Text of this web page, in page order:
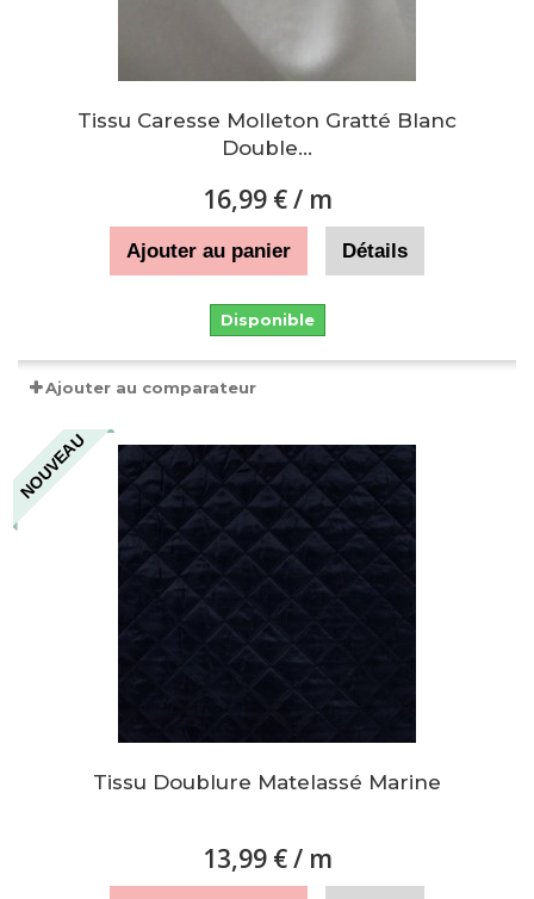
Tissu Caresse Molleton Gratté Blanc
Double...
16,99 €/ m
Ajouter au panier Détails
Disponible
Ajouter au comparateur
NOUVEAU
Tissu Doublure Matelassé Marine
13,99 €/ m